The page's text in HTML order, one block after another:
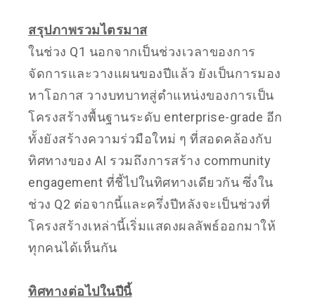
สรุปภาพรวมไตรมาส
ในช่วง Q1 นอกจากเป็นช่วงเวลาของการ
จัดการและวางแผนของปีแล้ว ยังเป็นการมอง
หาโอกาส วางบทบาทสู่ตำแหน่งของการเป็น
โครงสร้างพื้นฐานระดับ enterprise-grade อีก
ทั้งยังสร้างความร่วมือใหม่ ๆ ที่สอดคล้องกับ
ทิศทางของ AI รวมถึงการสร้าง community
engagement ที่ชี้ไปในทิศทางเดียวกัน ซึ่งใน
ช่วง Q2 ต่อจากนี้และครึ่งปีหลังจะเป็นช่วงที่
โครงสร้างเหล่านี้เริ่มแสดงผลลัพธ์ออกมาให้
ทุกคนได้เห็นกัน
ทิศทางต่อไปในปีนี้